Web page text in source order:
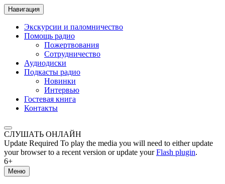
Навигация
Экскурсии и паломничество
Помощь радио
Пожертвования
Сотрудничество
Аудиодиски
Подкасты радио
Новинки
Интервью
Гостевая книга
Контакты
СЛУШАТЬ ОНЛАЙН
Update Required To play the media you will need to either update
your browser to a recent version or update yourFlash plugin.
6+
Меню